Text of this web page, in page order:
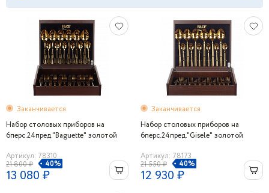
Заканчивается
Набор столовых приборов на
6перс.24пред."Baguette" золотой
Артикул: 78310
21 800 ₽
40%
13 080 ₽
Заканчивается
Набор столовых приборов на
6перс.24пред."Gisele" золотой
Артикул: 78173
21 550 ₽
40%
12 930 ₽